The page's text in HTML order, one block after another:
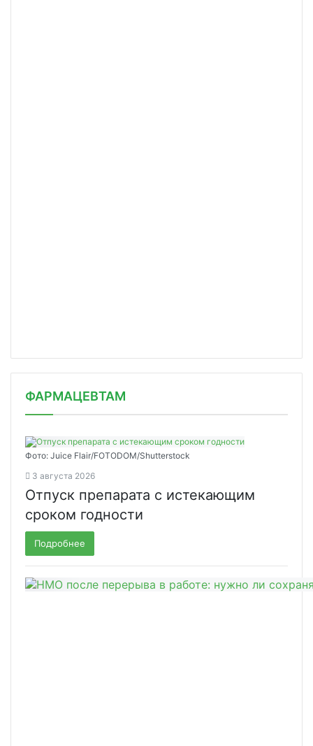
ФАРМАЦЕВТАМ
Фото: Juice Flair/FOTODOM/Shutterstoсk
3 августа 2026
Отпуск препарата с истекающим
сроком годности
Подробнее